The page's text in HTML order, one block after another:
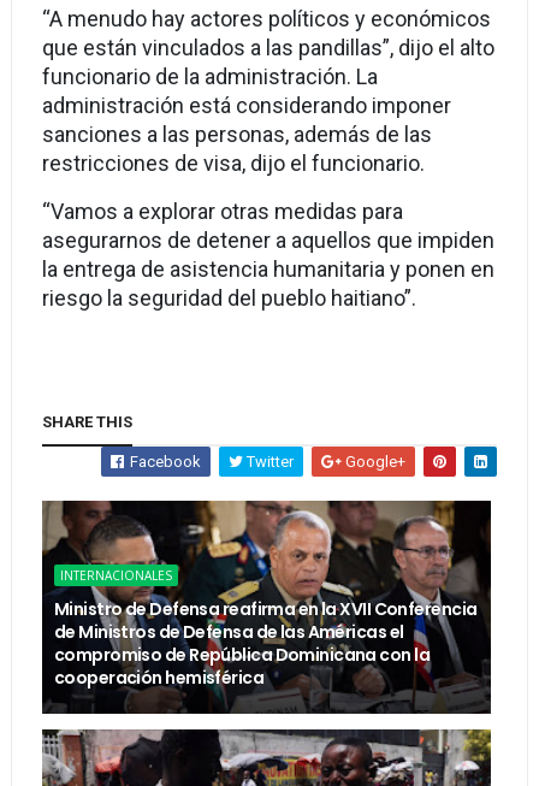
“A menudo hay actores políticos y económicos
que están vinculados a las pandillas”, dijo el alto
funcionario de la administración. La
administración está considerando imponer
sanciones a las personas, además de las
restricciones de visa, dijo el funcionario.
“Vamos a explorar otras medidas para
asegurarnos de detener a aquellos que impiden
la entrega de asistencia humanitaria y ponen en
riesgo la seguridad del pueblo haitiano”.
SHARE THIS
Facebook Twitter Google+
INTERNACIONALES
Ministro de Defensa reafirma en la XVII Conferencia
de Ministros de Defensa de las Américas el
compromiso de República Dominicana con la
cooperación hemisférica